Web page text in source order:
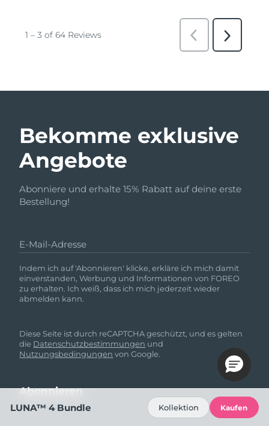
Bekomme exklusive
Angebote
Abonniere und erhalte 15% Rabatt auf deine erste
Bestellung!
E-Mail-Adresse
Indem ich auf 'Abonnieren' klicke, erkläre ich mich damit
einverstanden, Werbung und Informationen von FOREO
zu erhalten. Ich weiß, dass ich mich jederzeit wieder
abmelden kann.
Diese Seite ist durch reCAPTCHA geschützt, und es gelten
die Datenschutzbestimmungen und
Nutzungsbedingungen von Google.
LUNA™ 4 Bundle Kollektion Kaufen